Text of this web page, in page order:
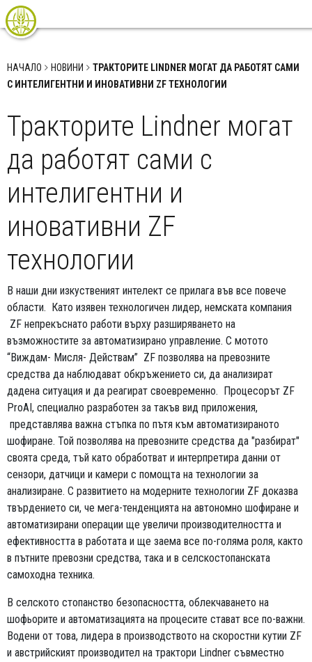
НАЧАЛО НОВИНИ
ТРАКТОРИТЕ LINDNER МОГАТ ДА РАБОТЯТ САМИ
С ИНТЕЛИГЕНТНИ И ИНОВАТИВНИ ZF ТЕХНОЛОГИИ
Тракторите Lindner могат
да работят сами с
интелигентни и
иновативни ZF
технологии
В наши дни изкуственият интелект се прилага във все повече
области. Като изявен технологичен лидер, немската компания
ZF непрекъснато работи върху разширяването на
възможностите за автоматизирано управление. С мотото
“Виждам- Мисля- Действам” ZF позволява на превозните
средства да наблюдават обкръжението си, да анализират
дадена ситуация и да реагират своевременно. Процесорът ZF
ProAI, специално разработен за такъв вид приложения,
представлява важна стъпка по пътя към автоматизираното
шофиране. Той позволява на превозните средства да "разбират"
своята среда, тъй като обработват и интерпретира данни от
сензори, датчици и камери с помощта на технологии за
анализиране. С развитието на модерните технологии ZF доказва
твърдението си, че мега-тенденцията на автономно шофиране и
автоматизирани операции ще увеличи производителността и
ефективността в работата и ще заема все по-голяма роля, както
в пътните превозни средства, така и в селскостопанската
самоходна техника.
В селското стопанство безопасността, облекчаването на
шофьорите и автоматизацията на процесите стават все по-важни.
Водени от това, лидера в производството на скоростни кутии ZF
и австрийският производител на трактори Lindner съвместно